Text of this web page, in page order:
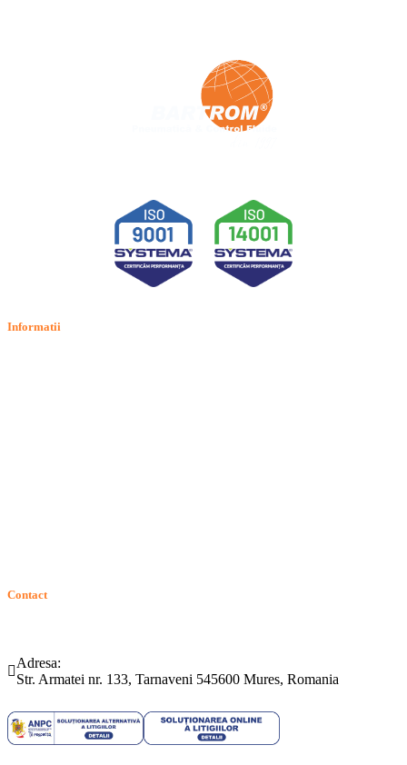
Informatii
Contact
Adresa:
Str. Armatei nr. 133, Tarnaveni 545600 Mures, Romania